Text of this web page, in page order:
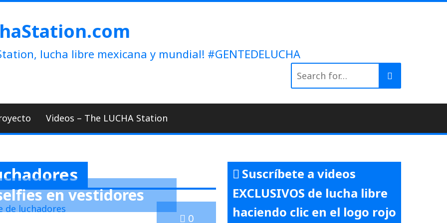
lucha libre mexicana y mundial! #GENTEDELUCHA
for:
Videos – The LUCHA Station
0
en vestidores
Suscríbete a videos
EXCLUSIVOS de lucha libre
haciendo clic en el logo rojo